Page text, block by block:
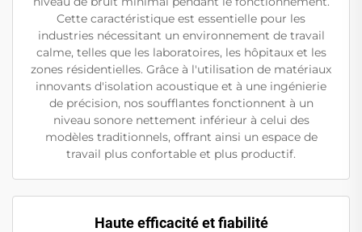
Cette caractéristique est essentielle pour les
industries nécessitant un environnement de travail
calme, telles que les laboratoires, les hôpitaux et les
zones résidentielles. Grâce à l'utilisation de matériaux
innovants d'isolation acoustique et à une ingénierie
de précision, nos soufflantes fonctionnent à un
niveau sonore nettement inférieur à celui des
modèles traditionnels, offrant ainsi un espace de
travail plus confortable et plus productif.
Haute efficacité et fiabilité